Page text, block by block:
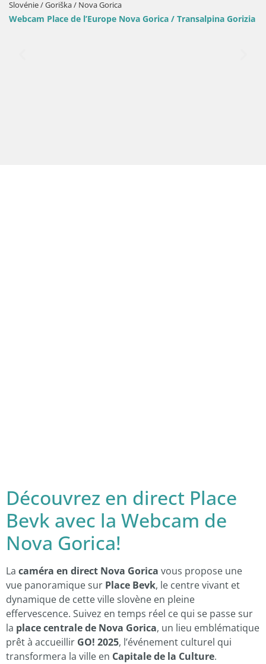
Gorica / Transalpina Gorizia
Découvrez en direct Place
Bevk avec la Webcam de
Nova Gorica!
La caméra en direct Nova Gorica vous propose une
vue panoramique sur Place Bevk, le centre vivant et
dynamique de cette ville slovène en pleine
effervescence. Suivez en temps réel ce qui se passe sur
la place centrale de Nova Gorica, un lieu emblématique
prêt à accueillir GO! 2025, l’événement culturel qui
transformera la ville en Capitale de la Culture.